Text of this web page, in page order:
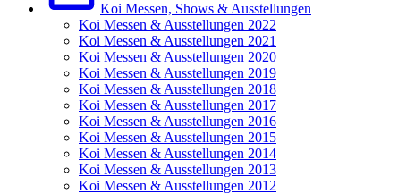
Koi Messen, Shows & Ausstellungen
Koi Messen & Ausstellungen 2022
Koi Messen & Ausstellungen 2021
Koi Messen & Ausstellungen 2020
Koi Messen & Ausstellungen 2019
Koi Messen & Ausstellungen 2018
Koi Messen & Ausstellungen 2017
Koi Messen & Ausstellungen 2016
Koi Messen & Ausstellungen 2015
Koi Messen & Ausstellungen 2014
Koi Messen & Ausstellungen 2013
Koi Messen & Ausstellungen 2012